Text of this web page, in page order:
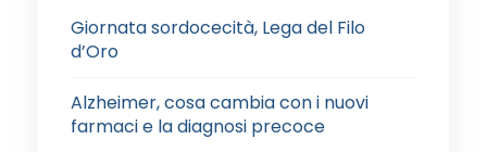
Giornata sordocecità, Lega del Filo
d’Oro
Alzheimer, cosa cambia con i nuovi
farmaci e la diagnosi precoce